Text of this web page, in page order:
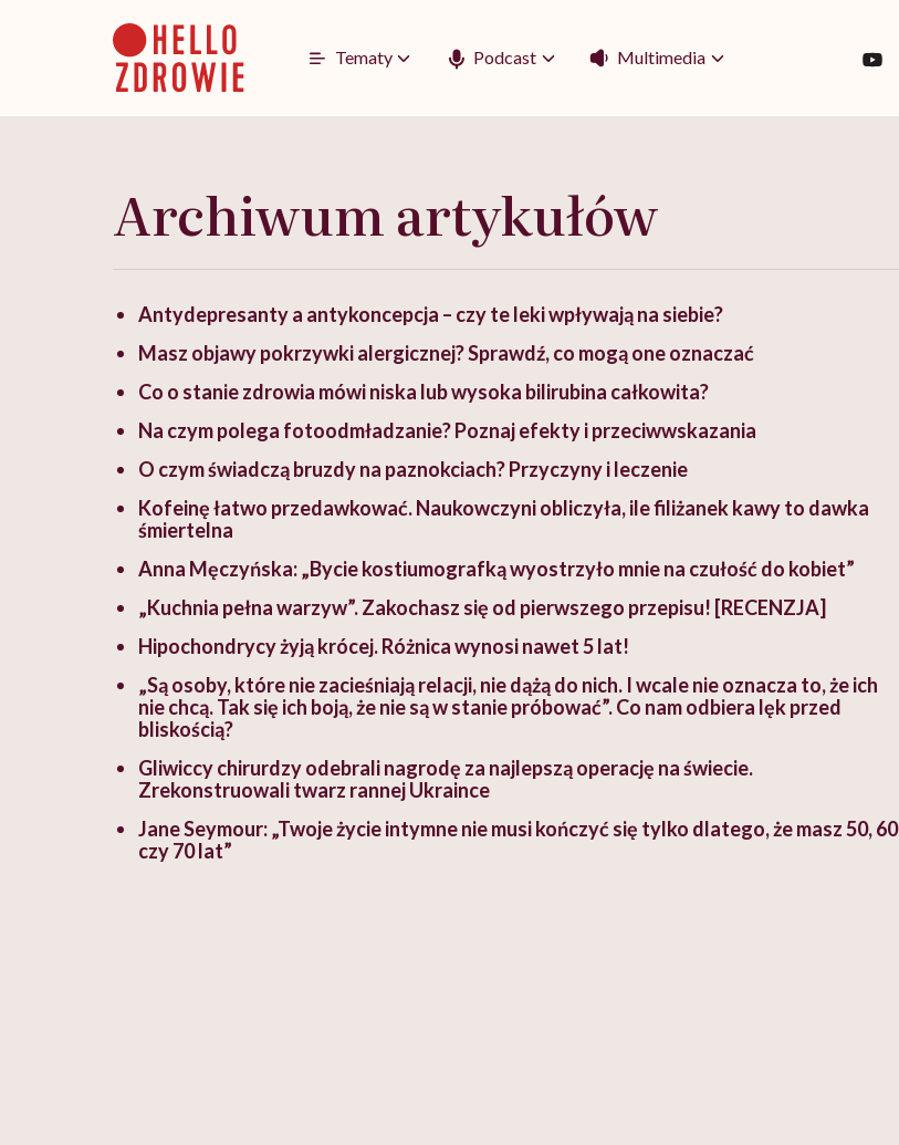
Tematy Podcast Multimedia
Archiwum artykułów
Antydepresanty a antykoncepcja – czy te leki wpływają na siebie?
Masz objawy pokrzywki alergicznej? Sprawdź, co mogą one oznaczać
Co o stanie zdrowia mówi niska lub wysoka bilirubina całkowita?
Na czym polega fotoodmładzanie? Poznaj efekty i przeciwwskazania
O czym świadczą bruzdy na paznokciach? Przyczyny i leczenie
Kofeinę łatwo przedawkować. Naukowczyni obliczyła, ile filiżanek kawy to dawka
śmiertelna
Anna Męczyńska: „Bycie kostiumografką wyostrzyło mnie na czułość do kobiet”
„Kuchnia pełna warzyw”. Zakochasz się od pierwszego przepisu! [RECENZJA]
Hipochondrycy żyją krócej. Różnica wynosi nawet 5 lat!
„Są osoby, które nie zacieśniają relacji, nie dążą do nich. I wcale nie oznacza to, że ich
nie chcą. Tak się ich boją, że nie są w stanie próbować”. Co nam odbiera lęk przed
bliskością?
Gliwiccy chirurdzy odebrali nagrodę za najlepszą operację na świecie.
Zrekonstruowali twarz rannej Ukraince
Jane Seymour: „Twoje życie intymne nie musi kończyć się tylko dlatego, że masz 50, 60
czy 70 lat”